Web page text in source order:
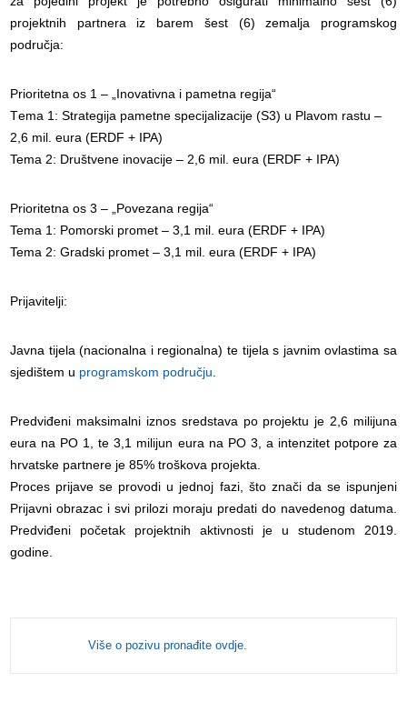
projektnih partnera iz barem šest (6) zemalja programskog
područja:
Prioritetna os 1 – „Inovativna i pametna regija“
Tema 1: Strategija pametne specijalizacije (S3) u Plavom rastu –
2,6 mil. eura (ERDF + IPA)
Tema 2: Društvene inovacije – 2,6 mil. eura (ERDF + IPA)
Prioritetna os 3 – „Povezana regija“
Tema 1: Pomorski promet – 3,1 mil. eura (ERDF + IPA)
Tema 2: Gradski promet – 3,1 mil. eura (ERDF + IPA)
Prijavitelji:
Javna tijela (nacionalna i regionalna) te tijela s javnim ovlastima sa
sjedištem u programskom području
Predviđeni maksimalni iznos sredstava po projektu je 2,6 milijuna
eura na PO 1, te 3,1 milijun eura na PO 3, a intenzitet potpore za
hrvatske partnere je 85% troškova projekta.
Proces prijave se provodi u jednoj fazi, što znači da se ispunjeni
Prijavni obrazac i svi prilozi moraju predati do navedenog datuma.
Predviđeni početak projektnih aktivnosti je u studenom 2019.
godine.
Više o pozivu pronađite ovdje.